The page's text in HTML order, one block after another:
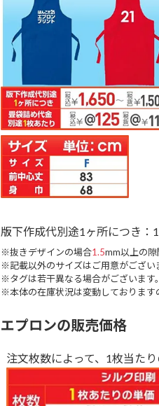
版下作成代別途1ヶ所につき：
※抜きデザインの場合1.5mm以上の隙
※記載以外のサイズはご用意がござい
※タグは若干異なる場合がございます。
※本体の在庫状況は変動しております
エプロンの販売価格
注文枚数によって、1枚当た